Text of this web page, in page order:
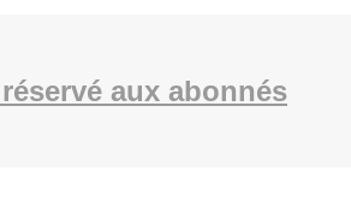
aux abonnés